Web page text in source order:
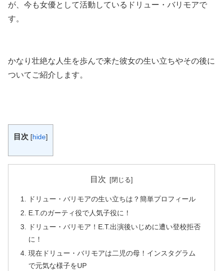
が、今も女優として活動しているドリュー・バリモアで
す。
かなり壮絶な人生を歩んで来た彼女の生い立ちやその後に
ついてご紹介します。
目次 [hide]
目次
ドリュー・バリモアの生い立ちは？簡単プロフィール
E.T.のガーティ役で人気子役に！
ドリュー・バリモア！E.T.出演後いじめに遭い登校拒否
に！
現在ドリュー・バリモアは二児の母！インスタグラム
で元気な様子をUP